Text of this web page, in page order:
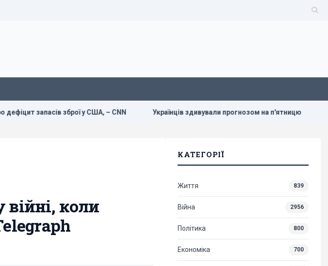
зброї у США, – CNN Українців здивували прогнозом на п'ятницю Путін може
коли
КАТЕГОРІЇ
Життя 839
Війна 2956
Політика 800
Економіка 700